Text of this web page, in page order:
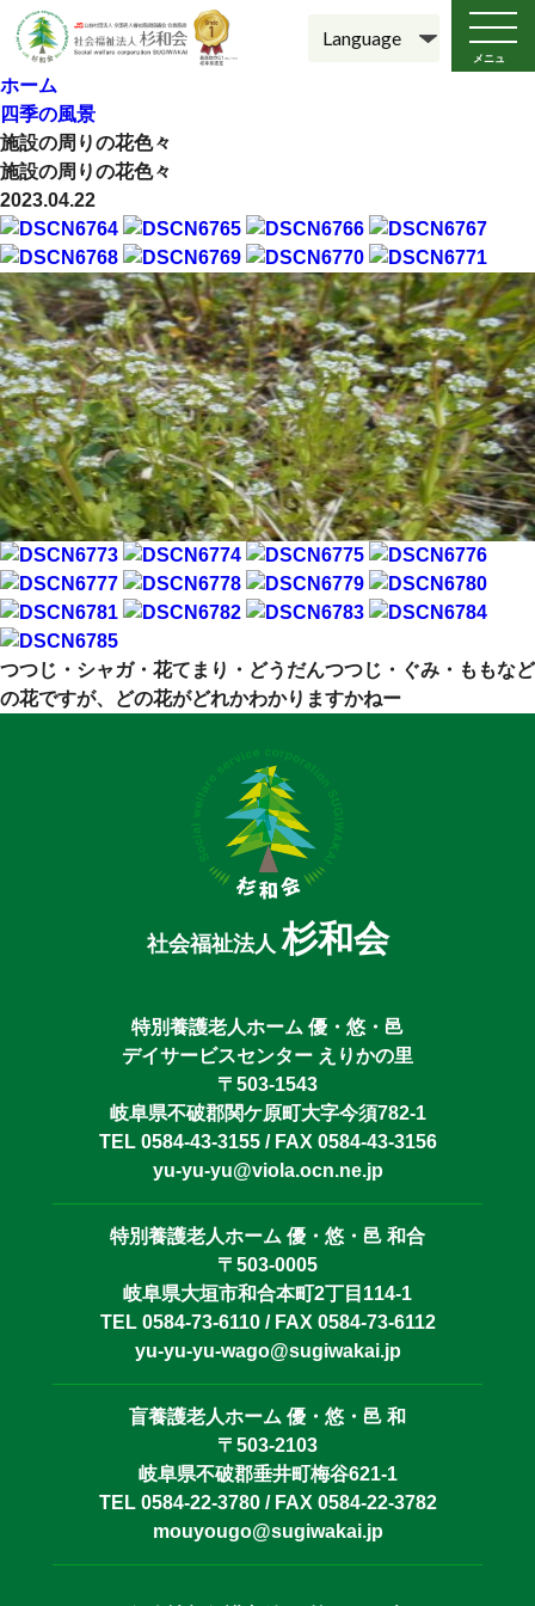
メニュ
ー
ホーム
四季の風景
施設の周りの花色々
施設の周りの花色々
2023.04.22
つつじ・シャガ・花てまり・どうだんつつじ・ぐみ・ももなど
の花ですが、どの花がどれかわかりますかねー
社会福祉法人杉和会
特別養護老人ホーム 優・悠・邑
デイサービスセンター えりかの里
〒503-1543
岐阜県不破郡関ケ原町大字今須782-1
TEL 0584-43-3155 / FAX 0584-43-3156
yu-yu-yu@viola.ocn.ne.jp
特別養護老人ホーム 優・悠・邑 和合
〒503-0005
岐阜県大垣市和合本町2丁目114-1
TEL 0584-73-6110 / FAX 0584-73-6112
yu-yu-yu-wago@sugiwakai.jp
盲養護老人ホーム 優・悠・邑 和
〒503-2103
岐阜県不破郡垂井町梅谷621-1
TEL 0584-22-3780 / FAX 0584-22-3782
mouyougo@sugiwakai.jp